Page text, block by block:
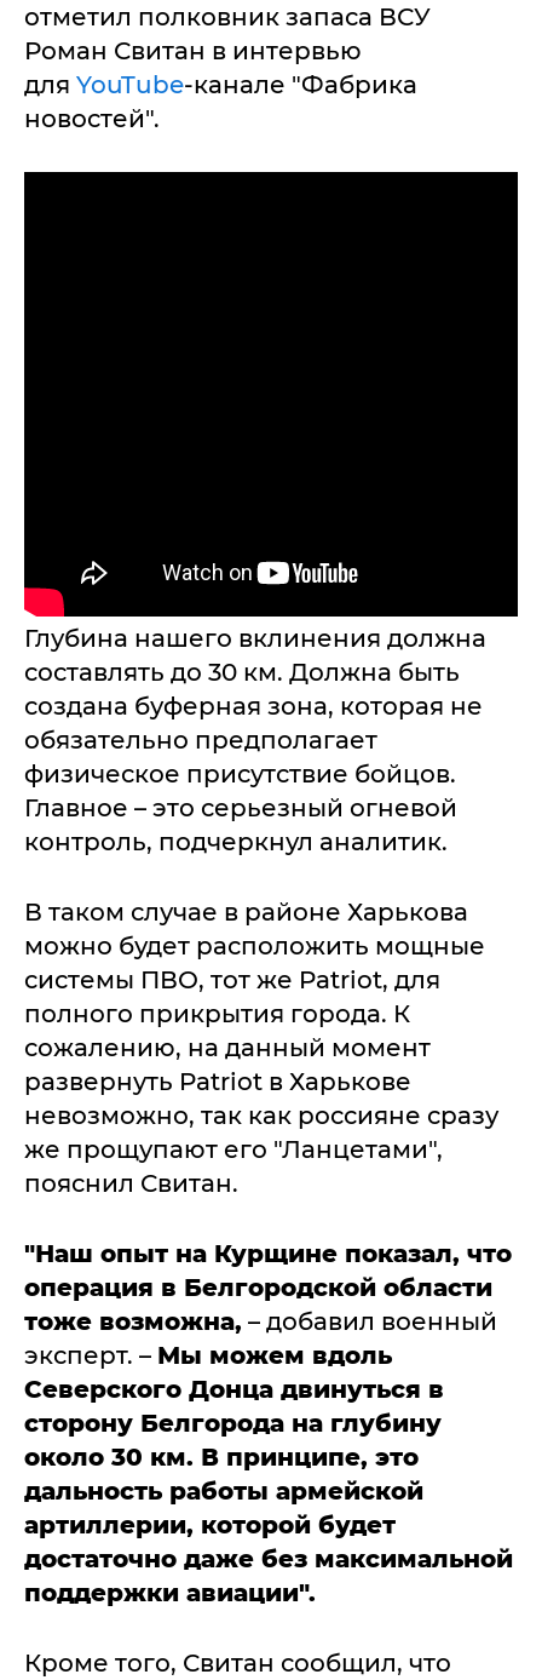
отметил полковник запаса ВСУ
Роман Свитан в интервью
для YouTube-канале "Фабрика
новостей".
Глубина нашего вклинения должна
составлять до 30 км. Должна быть
создана буферная зона, которая не
обязательно предполагает
физическое присутствие бойцов.
Главное – это серьезный огневой
контроль, подчеркнул аналитик.
В таком случае в районе Харькова
можно будет расположить мощные
системы ПВО, тот же Patriot, для
полного прикрытия города. К
сожалению, на данный момент
развернуть Patriot в Харькове
невозможно, так как россияне сразу
же прощупают его "Ланцетами",
пояснил Свитан.
"Наш опыт на Курщине показал, что
операция в Белгородской области
тоже возможна, – добавил военный
эксперт. – Мы можем вдоль
Северского Донца двинуться в
сторону Белгорода на глубину
около 30 км. В принципе, это
дальность работы армейской
артиллерии, которой будет
достаточно даже без максимальной
поддержки авиации".
Кроме того, Свитан сообщил, что